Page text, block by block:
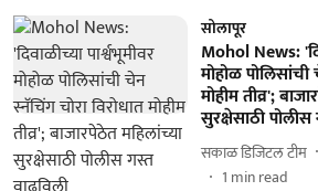
सोलापूर
Mohol News:
मोहोळ पोलिसांची
मोहीम तीव्र';
सुरक्षेसाठी
सकाळ डिजिटल टीम
1 min read